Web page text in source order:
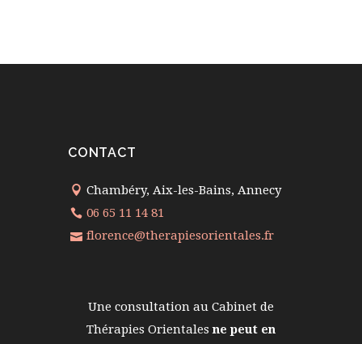
CONTACT
Chambéry, Aix-les-Bains, Annecy
06 65 11 14 81
florence@therapiesorientales.fr
Une consultation au Cabinet de
Thérapies Orientalesne peut en